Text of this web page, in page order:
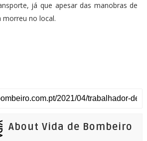
já que apesar das manobras de
morreu no local.
About Vida de Bombeiro